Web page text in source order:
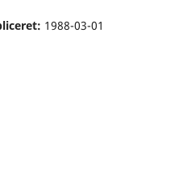
1988-03-01